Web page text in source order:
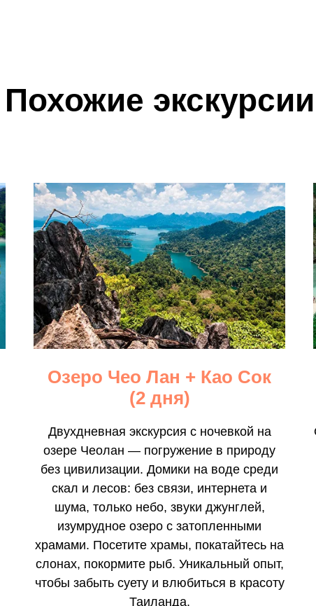
Похожие экскурсии
Озеро Чео Лан + Као Сок
(2 дня)
Двухдневная экскурсия с ночевкой на
озере Чеолан — погружение в природу
без цивилизации. Домики на воде среди
скал и лесов: без связи, интернета и
шума, только небо, звуки джунглей,
изумрудное озеро с затопленными
храмами. Посетите храмы, покатайтесь на
слонах, покормите рыб. Уникальный опыт,
чтобы забыть суету и влюбиться в красоту
Таиланда.